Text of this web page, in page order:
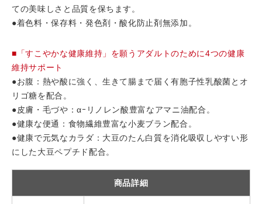
ての美味しさと品質を保ちます。
●着色料・保存料・発色剤・酸化防止剤無添加。
■「すこやかな健康維持」を願うアダルトのために4つの健康
維持サポート
●お腹：熱や酸に強く、生きて腸まで届く有胞子性乳酸菌とオ
リゴ糖を配合。
●皮膚・毛づや：αｰリノレン酸豊富なアマニ油配合。
●健康な便通：食物繊維豊富な小麦ブラン配合。
●健康で元気なカラダ：大豆のたん白質を消化吸収しやすい形
にした大豆ペプチド配合。
商品詳細